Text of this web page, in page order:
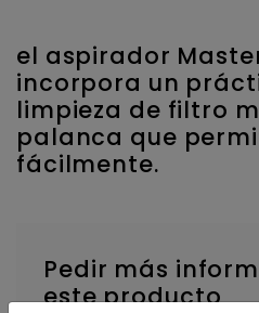
el aspirador
incorpora un
limpieza de filtro
palanca que
fácilmente.
Pedir más
este producto